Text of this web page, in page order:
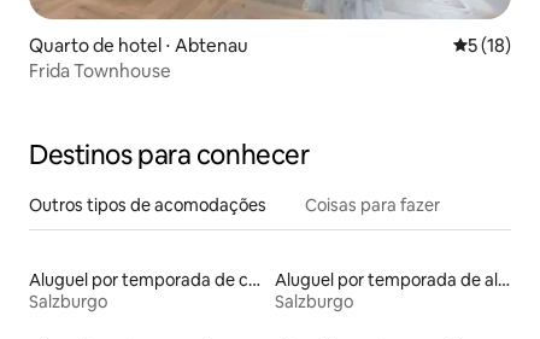
Quarto de hotel ⋅ Abtenau 5 de uma
5 (18)
Frida Townhouse
Destinos para conhecer
Outros tipos de acomodações Coisas para fazer
Aluguel por temporada de casas de veraneio
Salzburgo
Aluguel por temporada de alojamentos ecológicos
Salzburgo